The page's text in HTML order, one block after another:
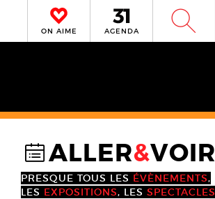
ON AIME AGENDA W
@ALLER&VOIR
PRESQUE TOUS LES ÉVÈNEMENTS,
LES EXPOSITIONS, LES SPECTACLES